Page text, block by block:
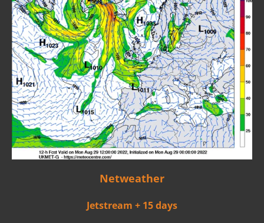
Netweather
Jetstream + 15 days